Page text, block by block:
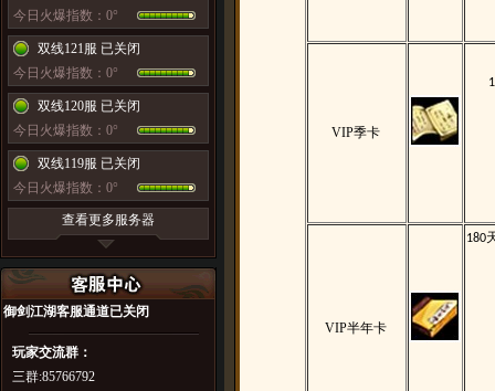
VIP季卡
1
VIP半年卡
180
今日火爆指数：0°
双线121服 已关闭
今日火爆指数：0°
双线120服 已关闭
今日火爆指数：0°
双线119服 已关闭
今日火爆指数：0°
查看更多服务器
御剑江湖客服通道已关闭
玩家交流群：
三群:85766792